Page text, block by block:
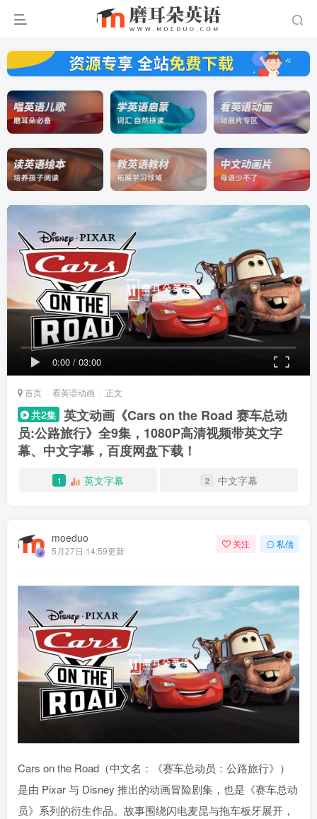
0:00 / 03:00
首页 看英语动画 正文
共2集 英文动画《Cars on the Road 赛车总动
员:公路旅行》全9集，1080P高清视频带英文字
幕、中文字幕，百度网盘下载！
1 英文字幕 2 中文字幕
moeduo
5月27日 14:59更新
关注 私信
Cars on the Road（中文名：《赛车总动员：公路旅行》）
是由 Pixar 与 Disney 推出的动画冒险剧集，也是《赛车总动
员》系列的衍生作品。故事围绕闪电麦昆与拖车板牙展开，